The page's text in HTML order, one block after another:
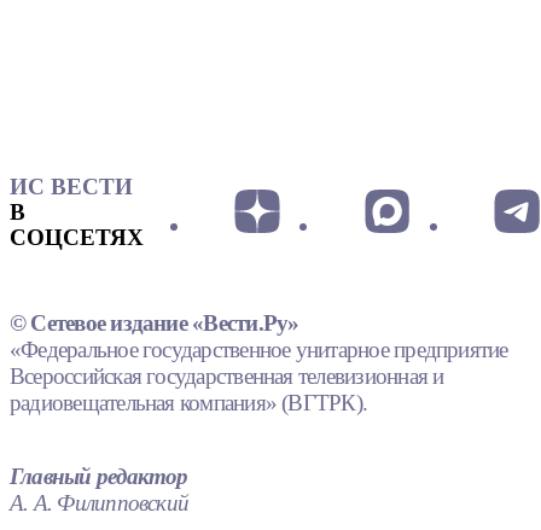
ИС ВЕСТИ
В
СОЦСЕТЯХ
© Сетевое издание «Вести.Ру»
«Федеральное государственное унитарное предприятие
Всероссийская государственная телевизионная и
радиовещательная компания» (ВГТРК).
Главный редактор
А. А. Филипповский